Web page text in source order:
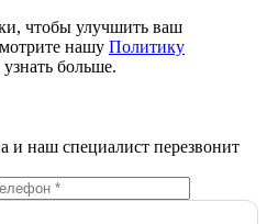
чтобы улучшить ваш
нашу Политику
больше.
и наш специалист перезвонит